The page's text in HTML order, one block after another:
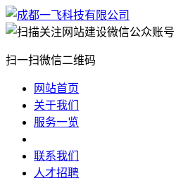
扫一扫微信二维码
网站首页
关于我们
服务一览
联系我们
人才招聘